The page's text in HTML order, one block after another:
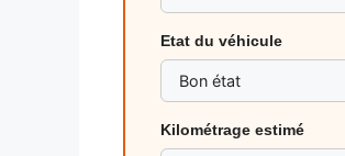
Etat du véhicule
Kilométrage estimé